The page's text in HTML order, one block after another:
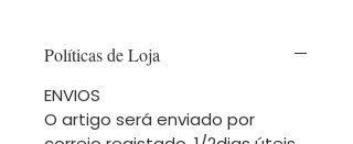
Políticas de Loja
ENVIOS
O artigo será enviado por